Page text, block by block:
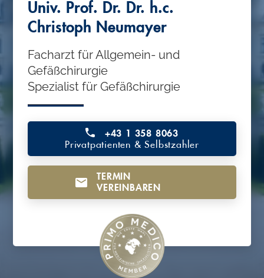
n
c
o
n
t
n
Univ. Prof. Dr. Dr. h.c.
Christoph Neumayer
Facharzt für Allgemein- und
Gefäßchirurgie
Spezialist für Gefäßchirurgie
+43 1 358 8063
Privatpatienten & Selbstzahler
TERMIN
VEREINBAREN